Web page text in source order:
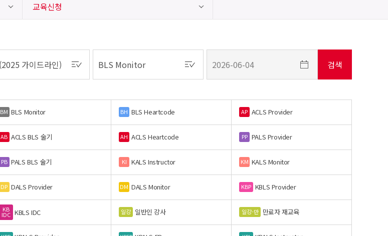
교육신청
BM BLS Monitor BH BLS Heartcode AP ACLS Provider
AB ACLS BLS 술기 AH ACLS Heartcode PP PALS Provider
PB PALS BLS 술기 KI KALS Instructor KM KALS Monitor
DP DALS Provider DM DALS Monitor KBP KBLS Provider
KB
IDC KBLS IDC 일강 일반인 강사 일강-만 만료자 재교육